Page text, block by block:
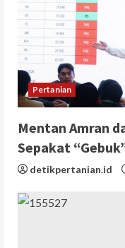
Pertanian
Mentan Amran
Sepakat
detikpertanian.id